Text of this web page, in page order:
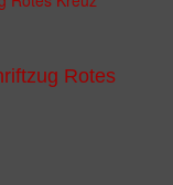
Rotes